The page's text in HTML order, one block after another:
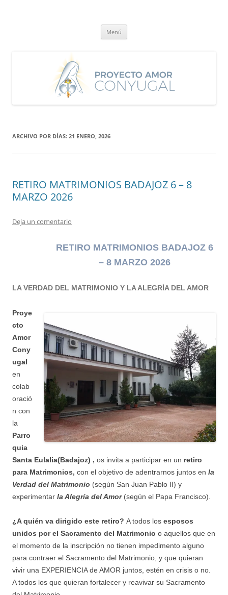
Menú
ARCHIVO POR DÍAS: 21 ENERO, 2026
RETIRO MATRIMONIOS BADAJOZ 6 – 8
MARZO 2026
Deja un comentario
RETIRO MATRIMONIOS BADAJOZ 6
– 8 MARZO 2026
LA VERDAD DEL MATRIMONIO Y LA ALEGRÍA DEL AMOR
Proye
cto
Amor
Cony
ugal
en
colab
oració
n con
la
Parro
quia
Santa Eulalia(Badajoz) , os invita a participar en un retiro
para Matrimonios, con el objetivo de adentrarnos juntos en la
Verdad del Matrimonio (según San Juan Pablo II) y
experimentar la Alegría del Amor(según el Papa Francisco).
¿A quién va dirigido este retiro? A todos los esposos
unidos por el Sacramento del Matrimonio o aquellos que en
el momento de la inscripción no tienen impedimento alguno
para contraer el Sacramento del Matrimonio, y que quieran
vivir una EXPERIENCIA de AMOR juntos, estén en crisis o no.
A todos los que quieran fortalecer y reavivar su Sacramento